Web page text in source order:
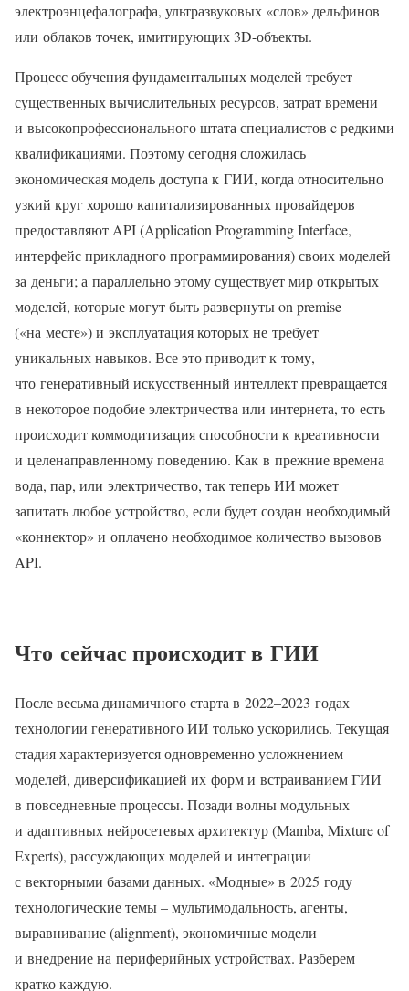
электроэнцефалографа, ультразвуковых «слов» дельфинов
или облаков точек, имитирующих 3D-объекты.
Процесс обучения фундаментальных моделей требует
существенных вычислительных ресурсов, затрат времени
и высокопрофессионального штата специалистов c редкими
квалификациями. Поэтому сегодня сложилась
экономическая модель доступа к ГИИ, когда относительно
узкий круг хорошо капитализированных провайдеров
предоставляют API (Application Programming Interface,
интерфейс прикладного программирования) своих моделей
за деньги; а параллельно этому существует мир открытых
моделей, которые могут быть развернуты on premise
(«на месте») и эксплуатация которых не требует
уникальных навыков. Все это приводит к тому,
что генеративный искусственный интеллект превращается
в некоторое подобие электричества или интернета, то есть
происходит коммодитизация способности к креативности
и целенаправленному поведению. Как в прежние времена
вода, пар, или электричество, так теперь ИИ может
запитать любое устройство, если будет создан необходимый
«коннектор» и оплачено необходимое количество вызовов
API.
Что сейчас происходит в ГИИ
После весьма динамичного старта в 2022–2023 годах
технологии генеративного ИИ только ускорились. Текущая
стадия характеризуется одновременно усложнением
моделей, диверсификацией их форм и встраиванием ГИИ
в повседневные процессы. Позади волны модульных
и адаптивных нейросетевых архитектур (Mamba, Mixture of
Experts), рассуждающих моделей и интеграции
с векторными базами данных. «Модные» в 2025 году
технологические темы – мультимодальность, агенты,
выравнивание (alignment), экономичные модели
и внедрение на периферийных устройствах. Разберем
кратко каждую.